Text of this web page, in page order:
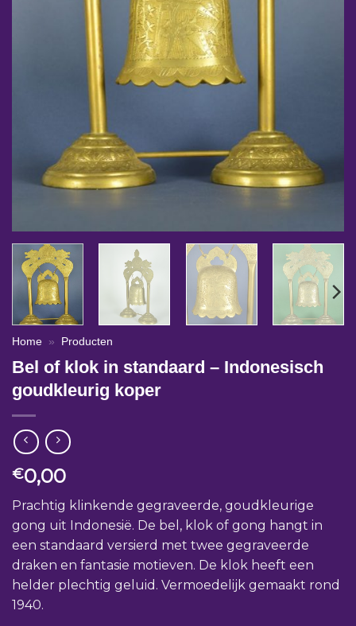
Home » Producten
Bel of klok in standaard – Indonesisch
goudkleurig koper
€0,00
Prachtig klinkende gegraveerde, goudkleurige
gong uit Indonesië. De bel, klok of gong hangt in
een standaard versierd met twee gegraveerde
draken en fantasie motieven. De klok heeft een
helder plechtig geluid. Vermoedelijk gemaakt rond
1940.